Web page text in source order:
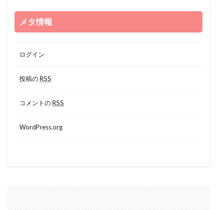
メタ情報
ログイン
投稿のRSS
コメントのRSS
WordPress.org